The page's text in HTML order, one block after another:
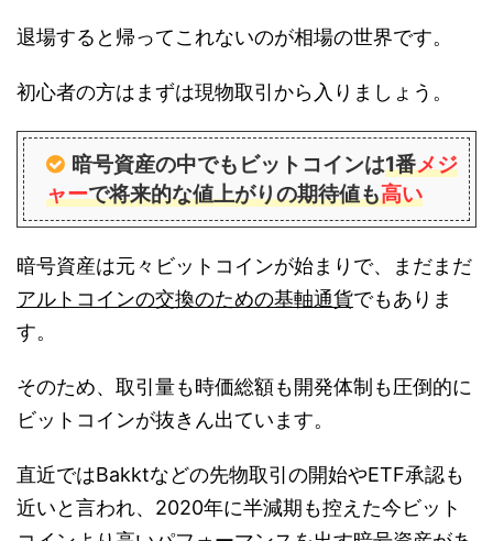
退場すると帰ってこれないのが相場の世界です。
初心者の方はまずは現物取引から入りましょう。
暗号資産の中でもビットコインは1番メジ
ャーで将来的な値上がりの期待値も高い
暗号資産は元々ビットコインが始まりで、まだまだ
アルトコインの交換のための基軸通貨でもありま
す。
そのため、取引量も時価総額も開発体制も圧倒的に
ビットコインが抜きん出ています。
直近ではBakktなどの先物取引の開始やETF承認も
近いと言われ、2020年に半減期も控えた今ビット